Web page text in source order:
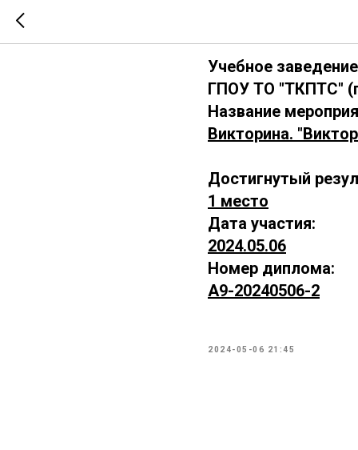
Учебное
ГПОУ ТО "ТКПТС"
Название
Викторина.
Достигнутый
1 место
Дата участия:
2024.05.06
Номер диплома:
А9-20240506-2
2024-05-06 21:45